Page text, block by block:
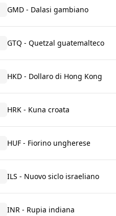
GMD - Dalasi gambiano
GTQ - Quetzal guatemalteco
HKD - Dollaro di Hong Kong
HRK - Kuna croata
HUF - Fiorino ungherese
ILS - Nuovo siclo israeliano
INR - Rupia indiana